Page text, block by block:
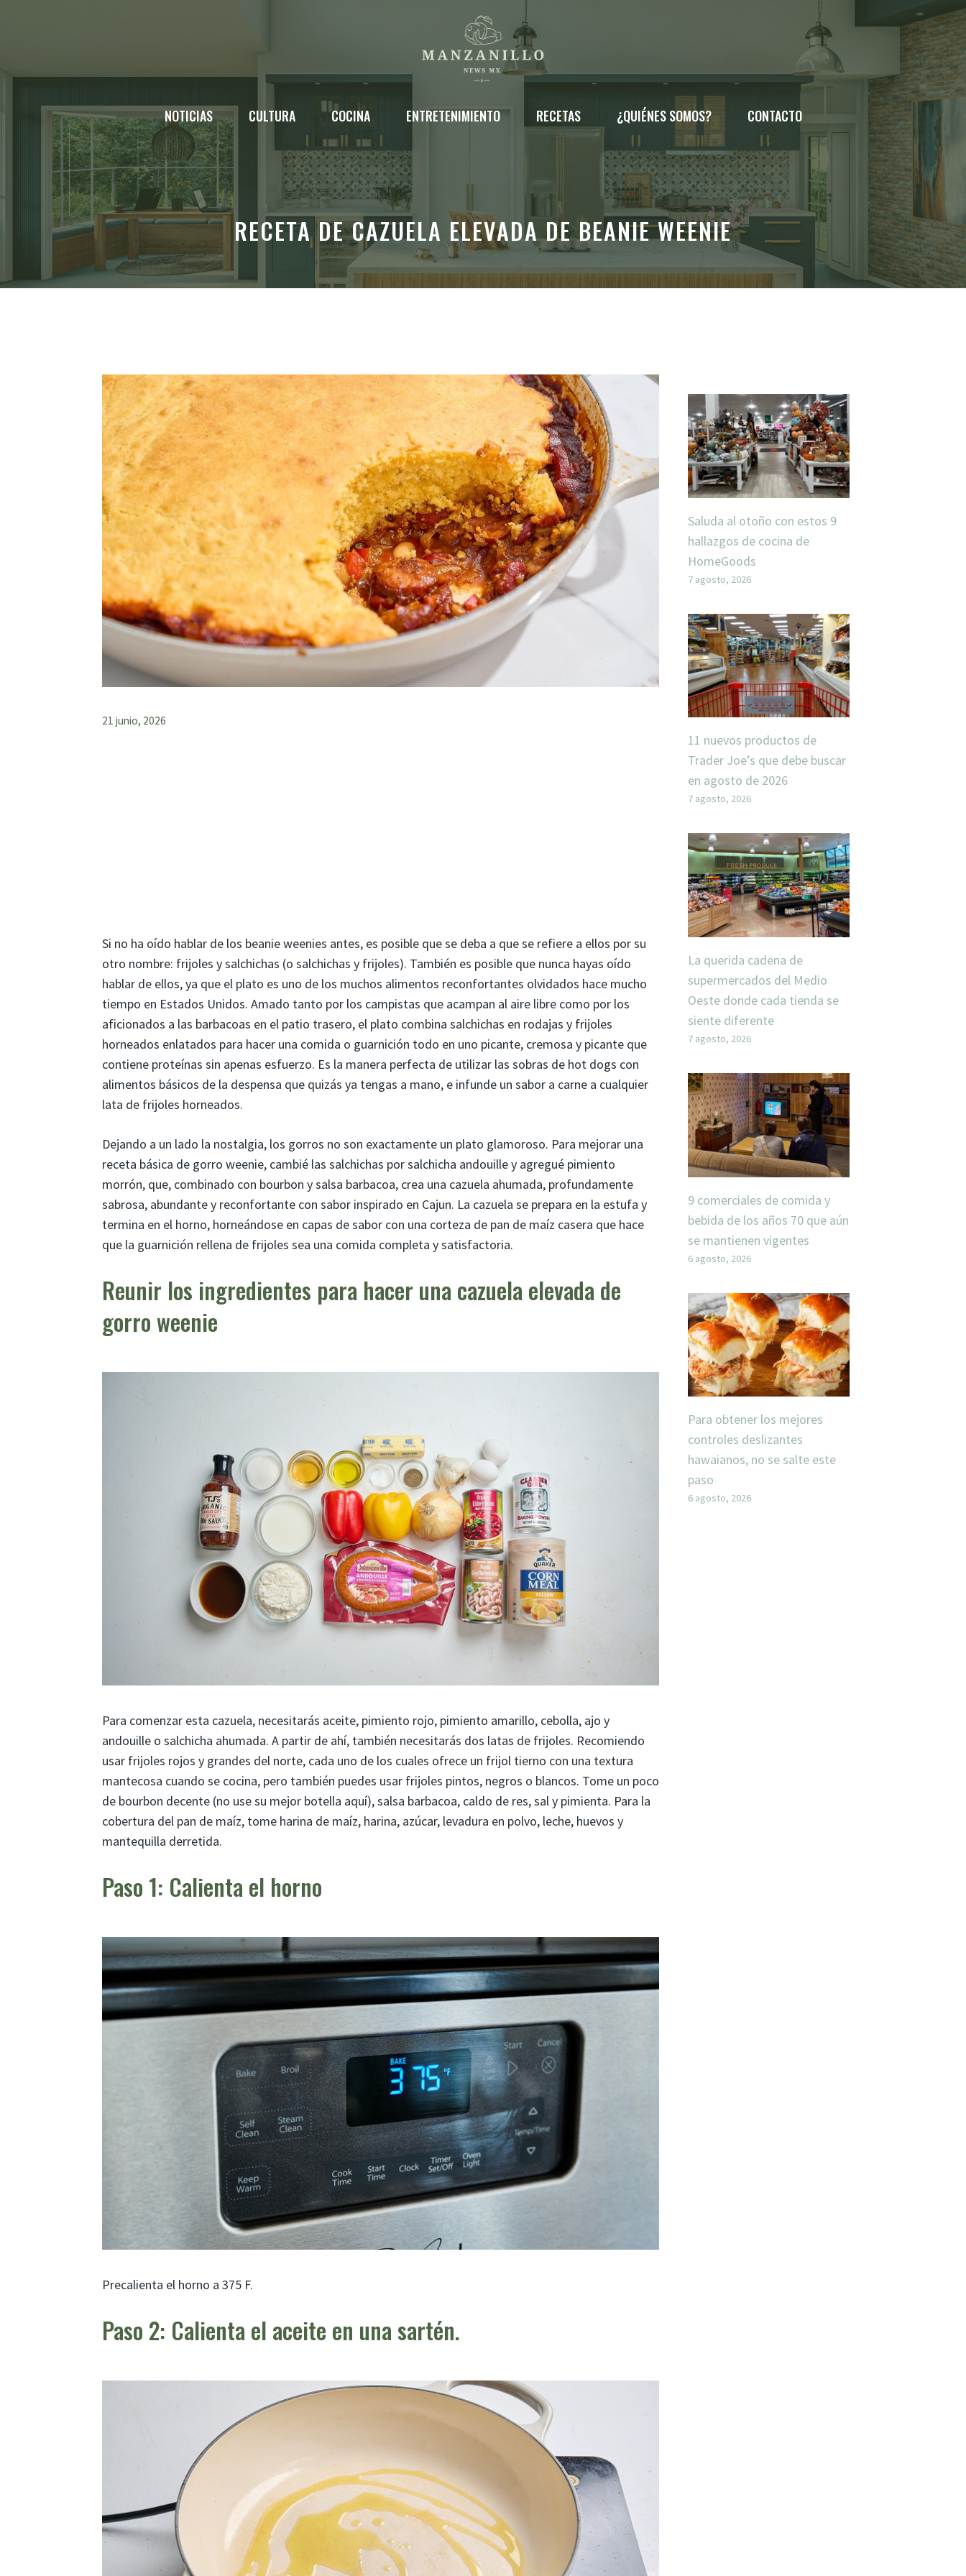
NOTICIAS CULTURA COCINA ENTRETENIMIENTO RECETAS ¿QUIÉNES SOMOS? CONTACTO
RECETA DE CAZUELA ELEVADA DE BEANIE WEENIE
21 junio, 2026
Si no ha oído hablar de los beanie weenies antes, es posible que se deba a que se refiere a ellos por su
otro nombre: frijoles y salchichas (o salchichas y frijoles). También es posible que nunca hayas oído
hablar de ellos, ya que el plato es uno de los muchos alimentos reconfortantes olvidados hace mucho
tiempo en Estados Unidos. Amado tanto por los campistas que acampan al aire libre como por los
aficionados a las barbacoas en el patio trasero, el plato combina salchichas en rodajas y frijoles
horneados enlatados para hacer una comida o guarnición todo en uno picante, cremosa y picante que
contiene proteínas sin apenas esfuerzo. Es la manera perfecta de utilizar las sobras de hot dogs con
alimentos básicos de la despensa que quizás ya tengas a mano, e infunde un sabor a carne a cualquier
lata de frijoles horneados.
Dejando a un lado la nostalgia, los gorros no son exactamente un plato glamoroso. Para mejorar una
receta básica de gorro weenie, cambié las salchichas por salchicha andouille y agregué pimiento
morrón, que, combinado con bourbon y salsa barbacoa, crea una cazuela ahumada, profundamente
sabrosa, abundante y reconfortante con sabor inspirado en Cajun. La cazuela se prepara en la estufa y
termina en el horno, horneándose en capas de sabor con una corteza de pan de maíz casera que hace
que la guarnición rellena de frijoles sea una comida completa y satisfactoria.
Reunir los ingredientes para hacer una cazuela elevada de
gorro weenie
Para comenzar esta cazuela, necesitarás aceite, pimiento rojo, pimiento amarillo, cebolla, ajo y
andouille o salchicha ahumada. A partir de ahí, también necesitarás dos latas de frijoles. Recomiendo
usar frijoles rojos y grandes del norte, cada uno de los cuales ofrece un frijol tierno con una textura
mantecosa cuando se cocina, pero también puedes usar frijoles pintos, negros o blancos. Tome un poco
de bourbon decente (no use su mejor botella aquí), salsa barbacoa, caldo de res, sal y pimienta. Para la
cobertura del pan de maíz, tome harina de maíz, harina, azúcar, levadura en polvo, leche, huevos y
mantequilla derretida.
Paso 1: Calienta el horno
Precalienta el horno a 375 F.
Paso 2: Calienta el aceite en una sartén.
Saluda al otoño con estos 9
hallazgos de cocina de
HomeGoods
7 agosto, 2026
11 nuevos productos de
Trader Joe’s que debe buscar
en agosto de 2026
7 agosto, 2026
La querida cadena de
supermercados del Medio
Oeste donde cada tienda se
siente diferente
7 agosto, 2026
9 comerciales de comida y
bebida de los años 70 que aún
se mantienen vigentes
6 agosto, 2026
Para obtener los mejores
controles deslizantes
hawaianos, no se salte este
paso
6 agosto, 2026